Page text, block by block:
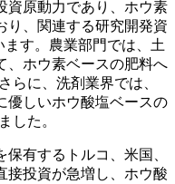
資原動力であり、ホウ素
り、関連する研究開発資
す。農業部門では、土
、ホウ素ベースの肥料へ
らに、洗剤業界では、
優しいホウ酸塩ベースの
した。
有するトルコ、米国、
接投資が急増し、ホウ酸